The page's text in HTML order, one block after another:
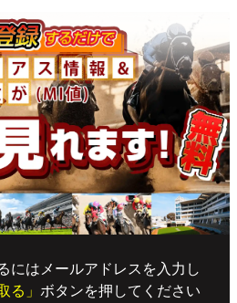
にはメールアドレスを入力し
る」 ボタンを押してください